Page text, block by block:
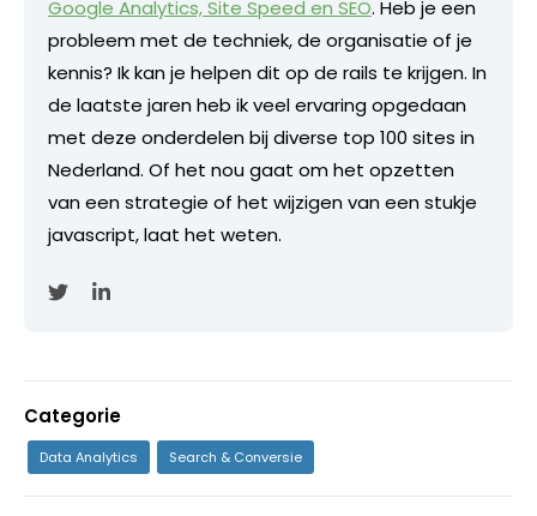
Google Analytics, Site Speed en SEO. Heb je een
probleem met de techniek, de organisatie of je
kennis? Ik kan je helpen dit op de rails te krijgen. In
de laatste jaren heb ik veel ervaring opgedaan
met deze onderdelen bij diverse top 100 sites in
Nederland. Of het nou gaat om het opzetten
van een strategie of het wijzigen van een stukje
javascript, laat het weten.
Categorie
Data Analytics Search & Conversie